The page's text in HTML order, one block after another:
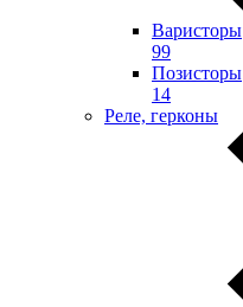
Варисторы
99
Позисторы
14
Реле, герконы